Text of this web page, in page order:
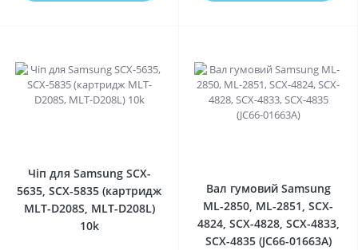
Чіп для Samsung SCX-
5635, SCX-5835 (картридж
MLT-D208S, MLT-D208L)
10k
Вал гумовий Samsung
ML-2850, ML-2851, SCX-
4824, SCX-4828, SCX-4833,
SCX-4835 (JC66-01663A)